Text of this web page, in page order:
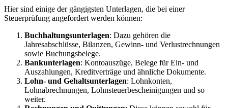
Hier sind einige der gängigsten Unterlagen, die bei einer
Steuerprüfung angefordert werden können:
Buchhaltungsunterlagen: Dazu gehören die
Jahresabschlüsse, Bilanzen, Gewinn- und Verlustrechnungen
sowie Buchungsbelege.
Bankunterlagen: Kontoauszüge, Belege für Ein- und
Auszahlungen, Kreditverträge und ähnliche Dokumente.
Lohn- und Gehaltsunterlagen: Lohnkonten,
Lohnabrechnungen, Lohnsteuerbescheinigungen und so
weiter.